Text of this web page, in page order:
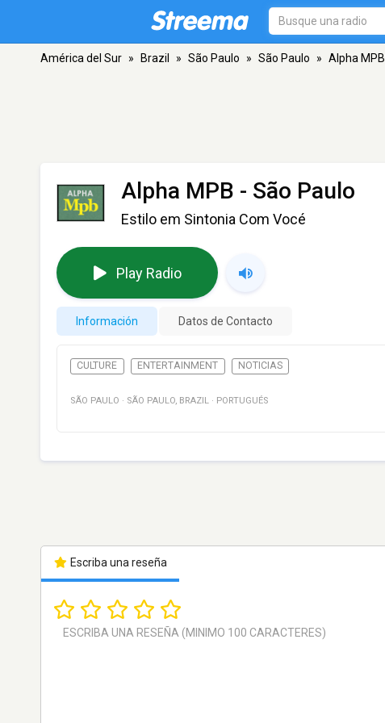
América del Sur » Brazil » São Paulo » São Paulo » Alpha MPB
Alpha MPB - São Paulo
Estilo em Sintonia Com Vocé
Play Radio
Información Datos de Contacto
CULTURE ENTERTAINMENT NOTICIAS
SÃO PAULO · SÃO PAULO, BRAZIL · PORTUGUÉS
Escriba una reseña